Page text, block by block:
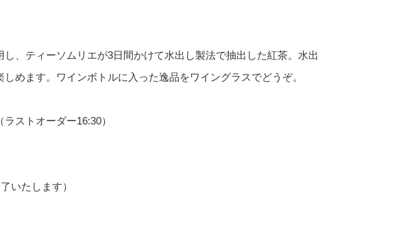
、ティーソムリエが3日間かけて水出し製法で抽出した紅茶。水出
めます。ワインボトルに入った逸品をワイングラスでどうぞ。
ストオーダー16:30）
いたします）